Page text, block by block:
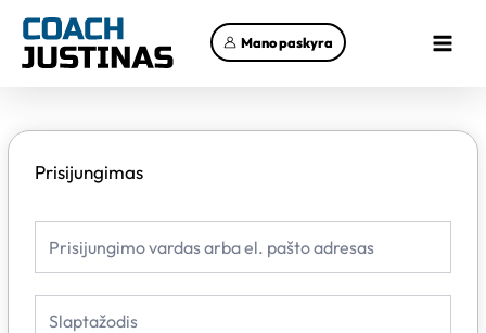
prie
turinio
Mano paskyra
Menu
Prisijungimas